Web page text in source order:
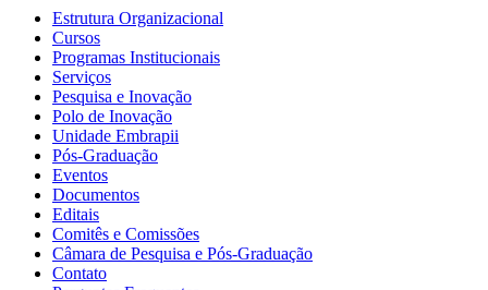
Estrutura Organizacional
Cursos
Programas Institucionais
Serviços
Pesquisa e Inovação
Polo de Inovação
Unidade Embrapii
Pós-Graduação
Eventos
Documentos
Editais
Comitês e Comissões
Câmara de Pesquisa e Pós-Graduação
Contato